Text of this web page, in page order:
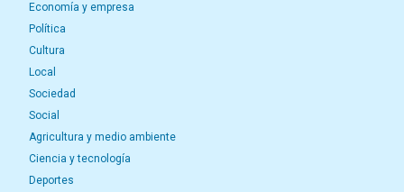
Economía y empresa
Política
Cultura
Local
Sociedad
Social
Agricultura y medio ambiente
Ciencia y tecnología
Deportes